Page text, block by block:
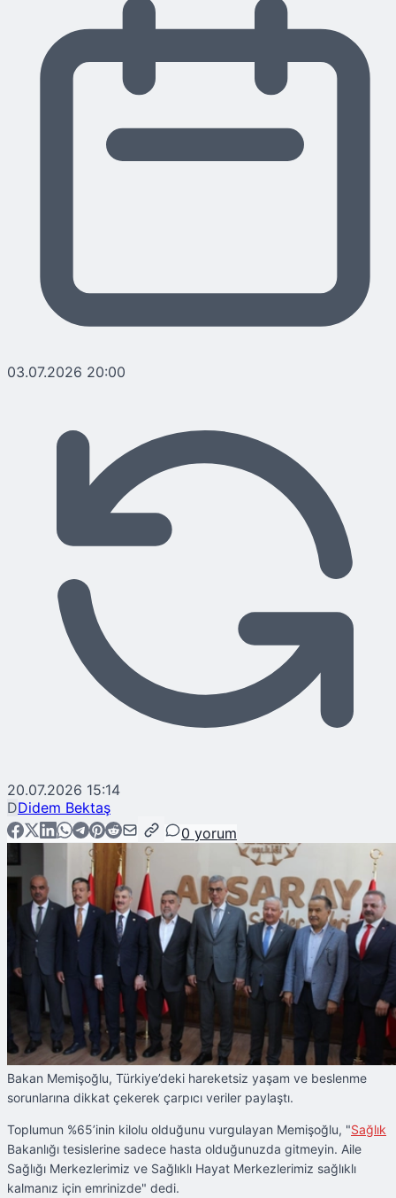
03.07.2026 20:00
20.07.2026 15:14
DDidem Bektaş
0 yorum
Bakan Memişoğlu, Türkiye’deki hareketsiz yaşam ve beslenme
sorunlarına dikkat çekerek çarpıcı veriler paylaştı.
Toplumun %65’inin kilolu olduğunu vurgulayan Memişoğlu, "Sağlık
Bakanlığı tesislerine sadece hasta olduğunuzda gitmeyin. Aile
Sağlığı Merkezlerimiz ve Sağlıklı Hayat Merkezlerimiz sağlıklı
kalmanız için emrinizde" dedi.